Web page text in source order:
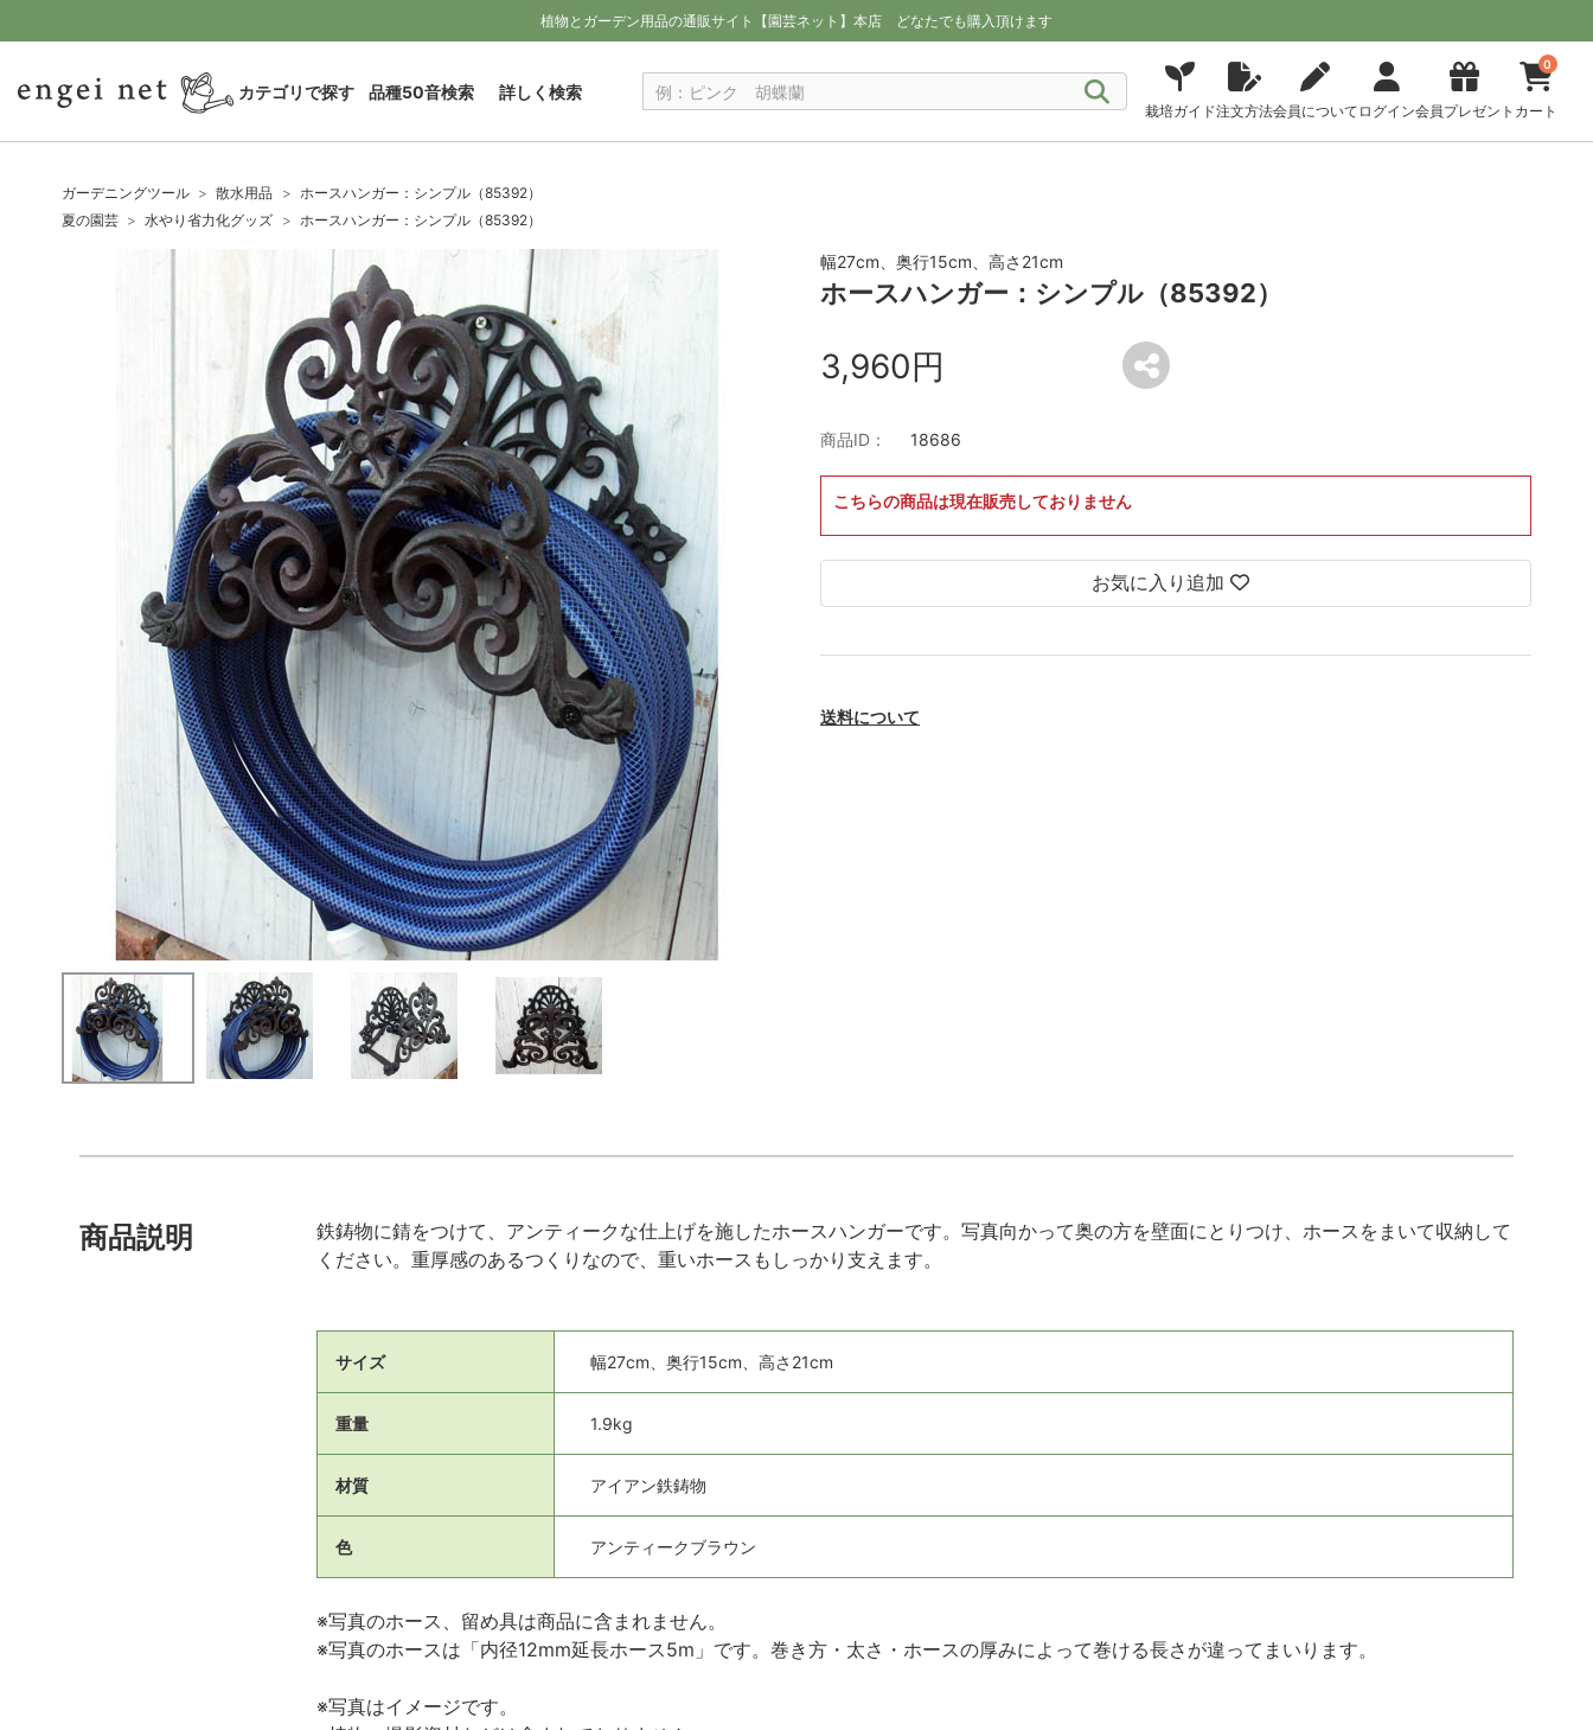
植物とガーデン用品の通販サイト【園芸ネット】本店 どなたでも購入頂けます
カテゴリで探す 品種50音検索 詳しく検索
栽培ガイド注文方法会員について ログイン会員プレゼント
0
カート
ガーデニングツール 散水用品
ホースハンガー：シンプル（85392）
夏の園芸
水やり省力化グッズ ホースハンガー：シンプル（85392）
幅27cm、奥行15cm、高さ21cm
ホースハンガー：シンプル（85392）
3,960円
商品ID： 18686
こちらの商品は現在販売しておりません
お気に入り追加
送料について
商品説明
鉄鋳物に錆をつけて、アンティークな仕上げを施したホースハンガーです。写真向かって奥の方を壁面にとりつけ、ホースをまいて収納して
ください。重厚感のあるつくりなので、重いホースもしっかり支えます。
サイズ 幅27cm、奥行15cm、高さ21cm
重量 1.9kg
材質 アイアン鉄鋳物
色 アンティークブラウン
※写真のホース、留め具は商品に含まれません。
※写真のホースは「内径12mm延長ホース5m」です。巻き方・太さ・ホースの厚みによって巻ける長さが違ってまいります。
※写真はイメージです。